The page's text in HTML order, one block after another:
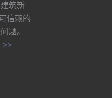
筑新
信赖的
题。
>>